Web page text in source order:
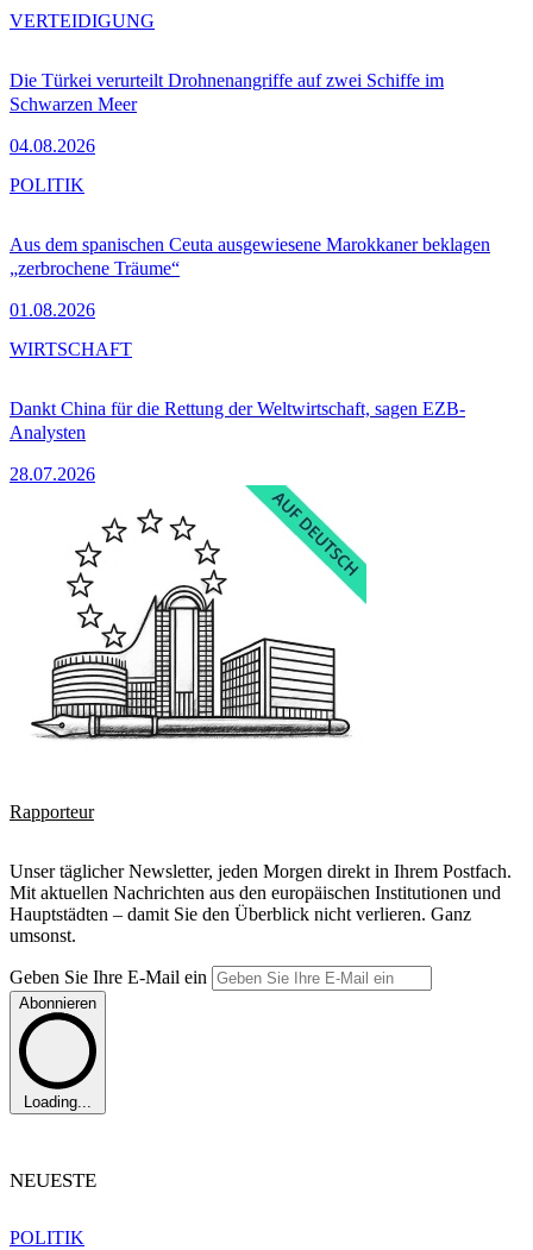
Die Türkei verurteilt Drohnenangriffe auf zwei Schiffe im
Schwarzen Meer
04.08.2026
VERTEIDIGUNG
Aus dem spanischen Ceuta ausgewiesene Marokkaner beklagen
„zerbrochene Träume“
01.08.2026
POLITIK
Dankt China für die Rettung der Weltwirtschaft, sagen EZB-
Analysten
28.07.2026
WIRTSCHAFT
Rapporteur
Unser täglicher Newsletter, jeden Morgen direkt in Ihrem Postfach.
Mit aktuellen Nachrichten aus den europäischen Institutionen und
Hauptstädten – damit Sie den Überblick nicht verlieren. Ganz
umsonst.
Geben Sie Ihre E-Mail ein
Abonnieren
Loading...
NEUESTE
POLITIK